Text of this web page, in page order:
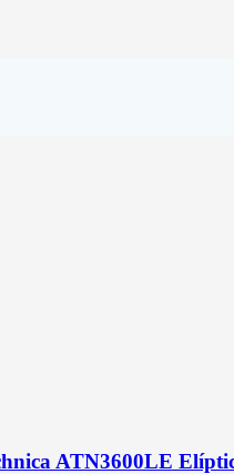
ATN3600LE